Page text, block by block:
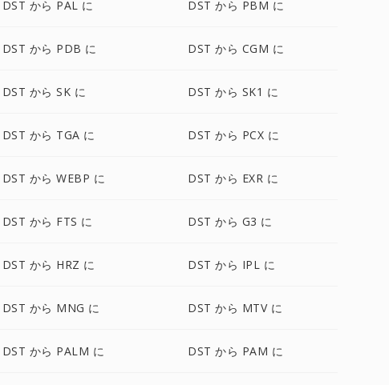
DST から PAL に DST から PBM に
DST から PDB に DST から CGM に
DST から SK に DST から SK1 に
DST から TGA に DST から PCX に
DST から WEBP に DST から EXR に
DST から FTS に DST から G3 に
DST から HRZ に DST から IPL に
DST から MNG に DST から MTV に
DST から PALM に DST から PAM に